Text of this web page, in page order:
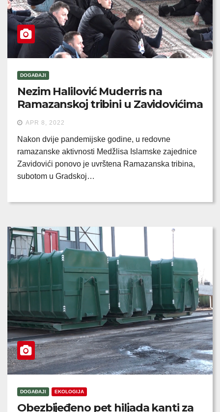
DOGAĐAJI
Nezim Halilović Muderris na
Ramazanskoj tribini u Zavidovićima
APR 8, 2022
Nakon dvije pandemijske godine, u redovne
ramazanske aktivnosti Medžlisa Islamske zajednice
Zavidovići ponovo je uvrštena Ramazanska tribina,
subotom u Gradskoj…
DOGAĐAJI EKOLOGIJA
Obezbijeđeno pet hiljada kanti za